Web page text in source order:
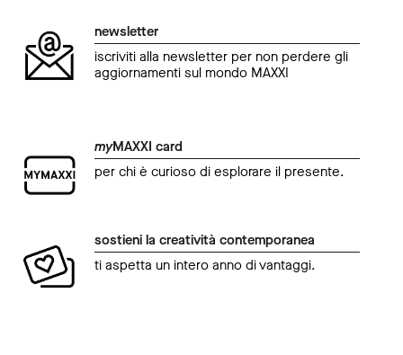
newsletter
iscriviti alla newsletter per non perdere gli
aggiornamenti sul mondo MAXXI
myMAXXI card
per chi è curioso di esplorare il presente.
sostieni la creatività contemporanea
ti aspetta un intero anno di vantaggi.